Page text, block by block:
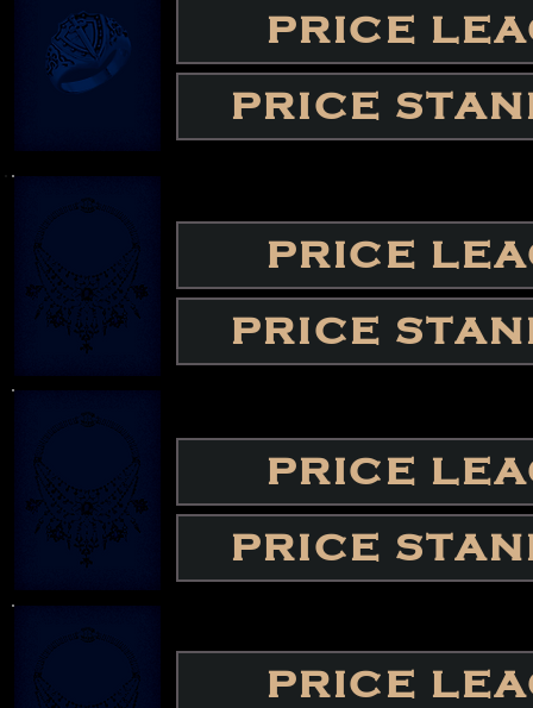
PRICE
PRICE
PRICE
PRICE
PRICE
PRICE
PRICE